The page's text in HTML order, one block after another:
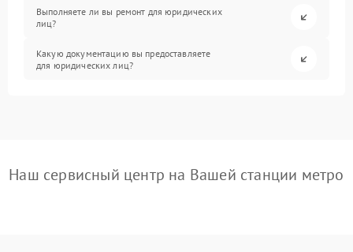
Выполняете ли вы ремонт для юридических
лиц?
Какую документацию вы предоставляете
для юридических лиц?
Наш сервисный центр на Вашей станции метро